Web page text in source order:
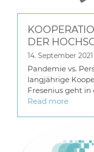
DER
14. September 2021
Pandemie vs.
langjährige
Fresenius geht in
Read more